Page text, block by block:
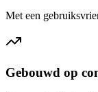
Met een
Gebouwd op